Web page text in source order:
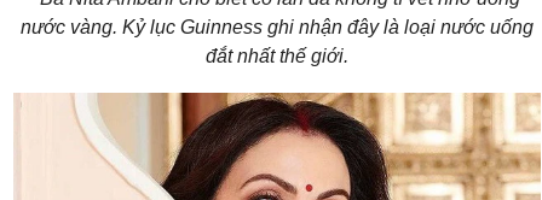
nước vàng. Kỷ lục Guinness ghi nhận đây là loại nước uống
đắt nhất thế giới.